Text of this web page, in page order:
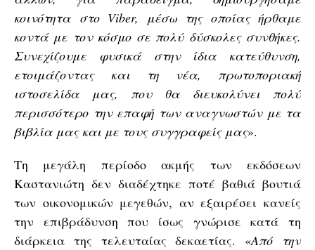
κοινότητα στο Viber, μέσω της οποίας ήρθαμε
κοντά με τον κόσμο σε πολύ δύσκολες συνθήκες.
Συνεχίζουμε φυσικά στην ίδια κατεύθυνση,
ετοιμάζοντας και τη νέα, πρωτοποριακή
ιστοσελίδα μας, που θα διευκολύνει πολύ
περισσότερο την επαφή των αναγνωστών με τα
βιβλία μας και με τους συγγραφείς μας».
Τη μεγάλη περίοδο ακμής των εκδόσεων
Καστανιώτη δεν διαδέχτηκε ποτέ βαθιά βουτιά
των οικονομικών μεγεθών, αν εξαιρέσει κανείς
την επιβράδυνση που ίσως γνώρισε κατά τη
διάρκεια της τελευταίας δεκαετίας. «Από την